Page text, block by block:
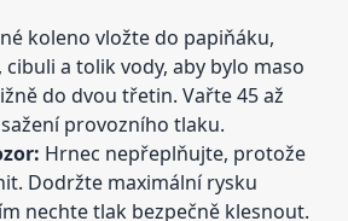
koleno vložte do papiňáku,
a tolik vody, aby bylo maso
do dvou třetin. Vařte 45 až
provozního tlaku.
Hrnec nepřeplňujte, protože
Dodržte maximální rysku
nechte tlak bezpečně klesnout.